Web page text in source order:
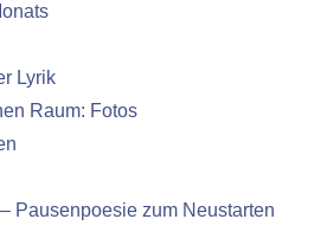
Lyrik
Raum: Fotos
Pausenpoesie zum Neustarten